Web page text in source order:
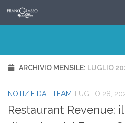
Salta al contenuto
ARCHIVIO MENSILE: LUGLIO
NOTIZIE DAL TEAM LUGLIO 28,
Restaurant Revenue: